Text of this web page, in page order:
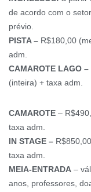
de acordo com o
prévio.
PISTA – R$180,00
adm.
CAMAROTE LAGO –
(inteira) + taxa adm.
CAMAROTE –
taxa adm.
IN STAGE –
taxa adm.
MEIA-ENTRADA –
anos, professores,